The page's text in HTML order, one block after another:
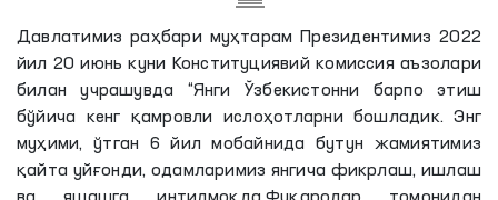
Давлатимиз раҳбари муҳтарам Президентимиз 2022
йил 20 июнь куни Конституциявий комиссия аъзолари
билан учрашувда “Янги Ўзбекистонни барпо этиш
бўйича кенг қамровли ислоҳотларни бошладик. Энг
муҳими, ўтган 6 йил мобайнида бутун жамиятимиз
қайта уйғонди, одамларимиз янгича фикрлаш, ишлаш